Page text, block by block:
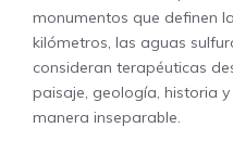
monumentos que definen
kilómetros, las aguas
consideran terapéuticas
paisaje, geología, historia
manera inseparable.